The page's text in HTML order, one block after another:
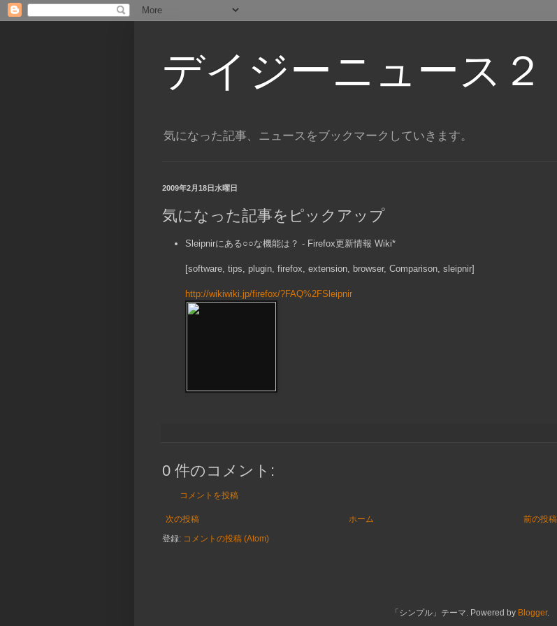
デイジーニュース２
気になった記事、ニュースをブックマークしていきます。
2009年2月18日水曜日
気になった記事をピックアップ
Sleipnirにある○○な機能は？ - Firefox更新情報 Wiki*
[software, tips, plugin, firefox, extension, browser, Comparison, sleipnir]
http://wikiwiki.jp/firefox/?FAQ%2FSleipnir
0 件のコメント:
コメントを投稿
次の投稿 前の投稿
ホーム
登録: コメントの投稿 (Atom)
「シンプル」テーマ. Powered by Blogger.